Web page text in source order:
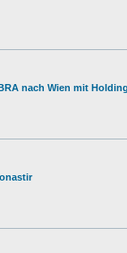
nach Wien mit